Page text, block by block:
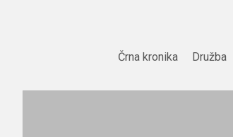
Črna kronika Družba